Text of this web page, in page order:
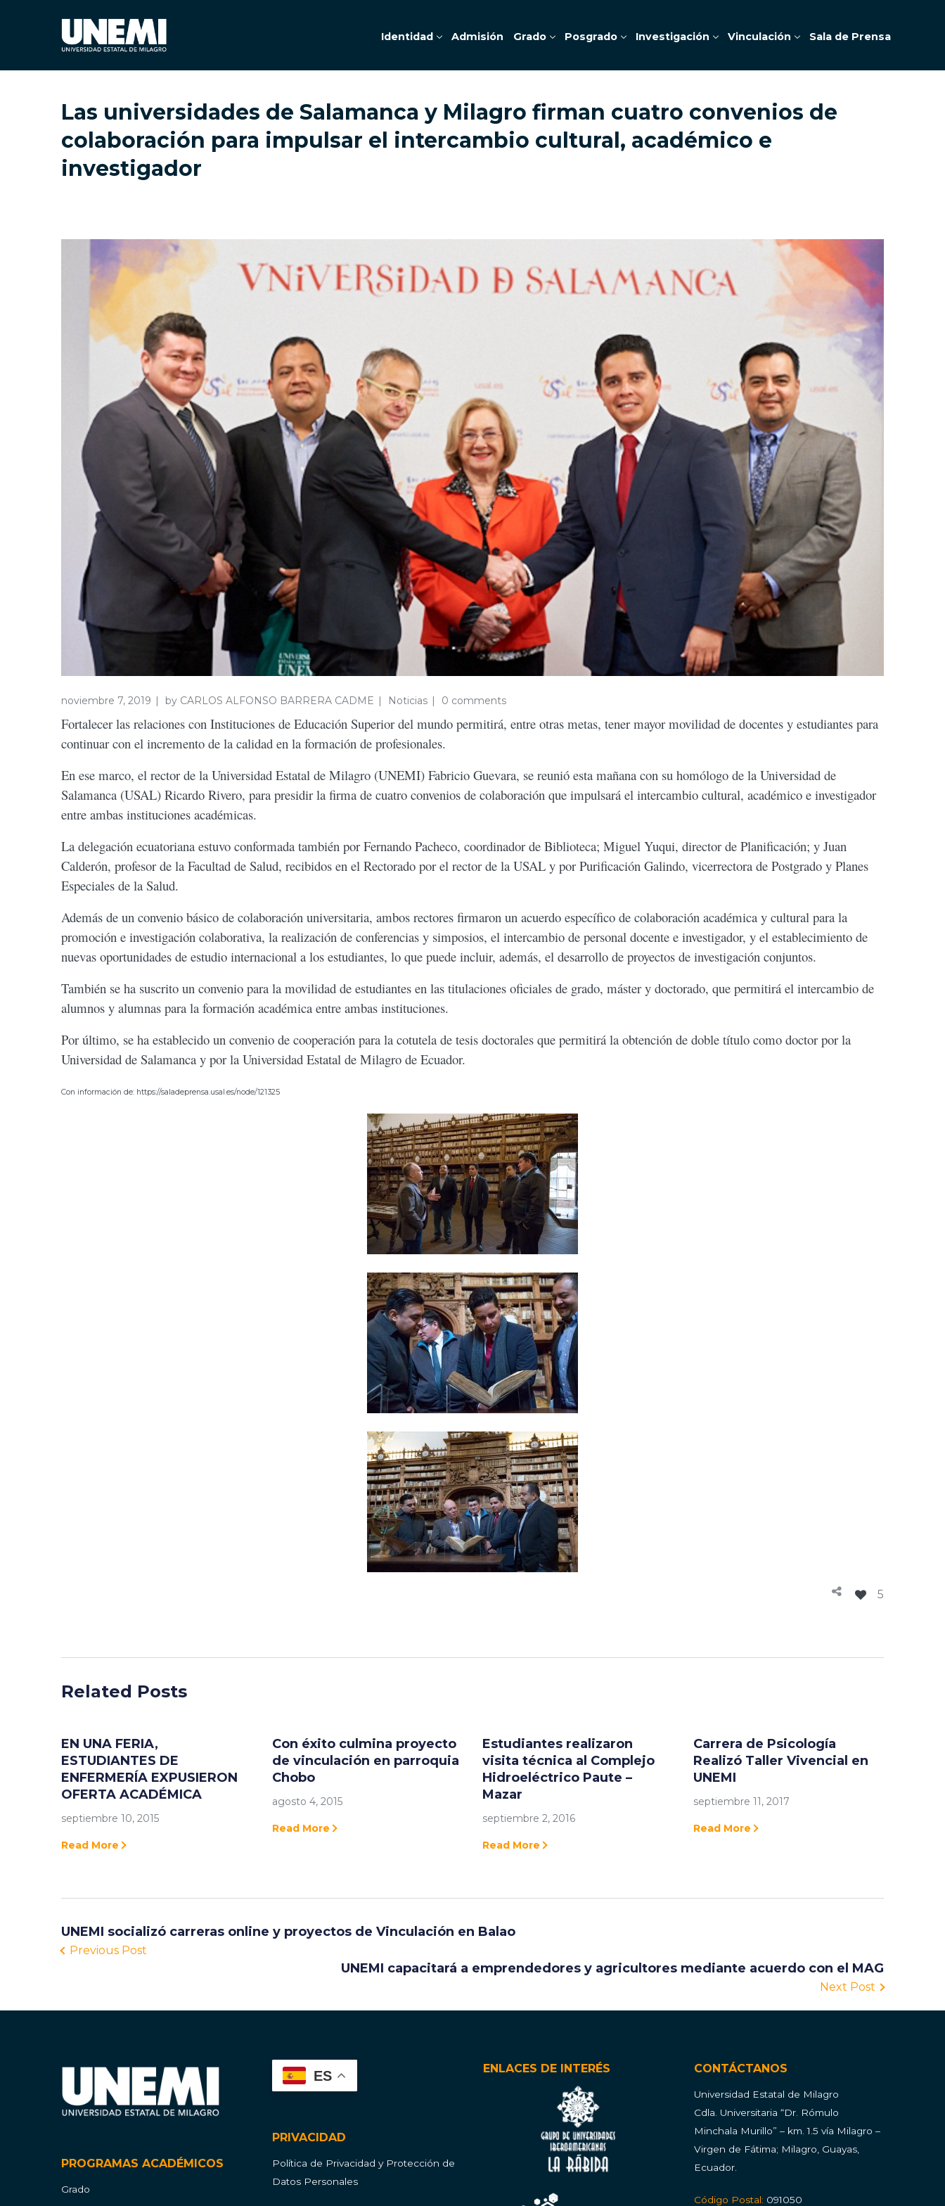
Identidad Admisión Grado Posgrado Investigación Vinculación Sala de Prensa
Las universidades de Salamanca y Milagro firman cuatro convenios de
colaboración para impulsar el intercambio cultural, académico e
investigador
noviembre 7, 2019 by CARLOS ALFONSO BARRERA CADME Noticias 0 comments
Fortalecer las relaciones con Instituciones de Educación Superior del mundo permitirá, entre otras metas, tener mayor movilidad de docentes y estudiantes para
continuar con el incremento de la calidad en la formación de profesionales.
En ese marco, el rector de la Universidad Estatal de Milagro (UNEMI) Fabricio Guevara, se reunió esta mañana con su homólogo de la Universidad de
Salamanca (USAL) Ricardo Rivero, para presidir la firma de cuatro convenios de colaboración que impulsará el intercambio cultural, académico e investigador
entre ambas instituciones académicas.
La delegación ecuatoriana estuvo conformada también por Fernando Pacheco, coordinador de Biblioteca; Miguel Yuqui, director de Planificación; y Juan
Calderón, profesor de la Facultad de Salud, recibidos en el Rectorado por el rector de la USAL y por Purificación Galindo, vicerrectora de Postgrado y Planes
Especiales de la Salud.
Además de un convenio básico de colaboración universitaria, ambos rectores firmaron un acuerdo específico de colaboración académica y cultural para la
promoción e investigación colaborativa, la realización de conferencias y simposios, el intercambio de personal docente e investigador, y el establecimiento de
nuevas oportunidades de estudio internacional a los estudiantes, lo que puede incluir, además, el desarrollo de proyectos de investigación conjuntos.
También se ha suscrito un convenio para la movilidad de estudiantes en las titulaciones oficiales de grado, máster y doctorado, que permitirá el intercambio de
alumnos y alumnas para la formación académica entre ambas instituciones.
Por último, se ha establecido un convenio de cooperación para la cotutela de tesis doctorales que permitirá la obtención de doble título como doctor por la
Universidad de Salamanca y por la Universidad Estatal de Milagro de Ecuador.
Con información de: https://saladeprensa.usal.es/node/121325
5
Related Posts
EN UNA FERIA,
ESTUDIANTES DE
ENFERMERÍA EXPUSIERON
OFERTA ACADÉMICA
septiembre 10, 2015
Read More
Con éxito culmina proyecto
de vinculación en parroquia
Chobo
agosto 4, 2015
Read More
Estudiantes realizaron
visita técnica al Complejo
Hidroeléctrico Paute –
Mazar
septiembre 2, 2016
Read More
Carrera de Psicología
Realizó Taller Vivencial en
UNEMI
septiembre 11, 2017
Read More
UNEMI socializó carreras online y proyectos de Vinculación en Balao
Previous Post
UNEMI capacitará a emprendedores y agricultores mediante acuerdo con el MAG
Next Post
PROGRAMAS ACADÉMICOS
Grado
ES
PRIVACIDAD
Política de Privacidad y Protección de
Datos Personales
ENLACES DE INTERÉS CONTÁCTANOS
Universidad Estatal de Milagro
Cdla. Universitaria “Dr. Rómulo
Minchala Murillo” – km. 1.5 vía Milagro –
Virgen de Fátima; Milagro, Guayas,
Ecuador.
Código Postal: 091050